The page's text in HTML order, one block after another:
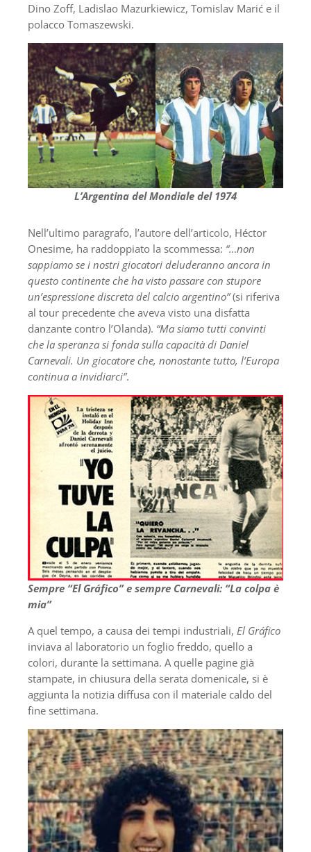
Dino Zoff, Ladislao Mazurkiewicz, Tomislav Marić e il
polacco Tomaszewski.
L’Argentina del Mondiale del 1974
Nell’ultimo paragrafo, l’autore dell’articolo, Héctor
Onesime, ha raddoppiato la scommessa: “…non
sappiamo se i nostri giocatori deluderanno ancora in
questo continente che ha visto passare con stupore
un’espressione discreta del calcio argentino”(si riferiva
al tour precedente che aveva visto una disfatta
danzante contro l’Olanda). “Ma siamo tutti convinti
che la speranza si fonda sulla capacità di Daniel
Carnevali. Un giocatore che, nonostante tutto, l’Europa
continua a invidiarci”.
Sempre “El Gráfico” e sempre Carnevali: “La colpa è
mia”
A quel tempo, a causa dei tempi industriali, El Gráfico
inviava al laboratorio un foglio freddo, quello a
colori, durante la settimana. A quelle pagine già
stampate, in chiusura della serata domenicale, si è
aggiunta la notizia diffusa con il materiale caldo del
fine settimana.